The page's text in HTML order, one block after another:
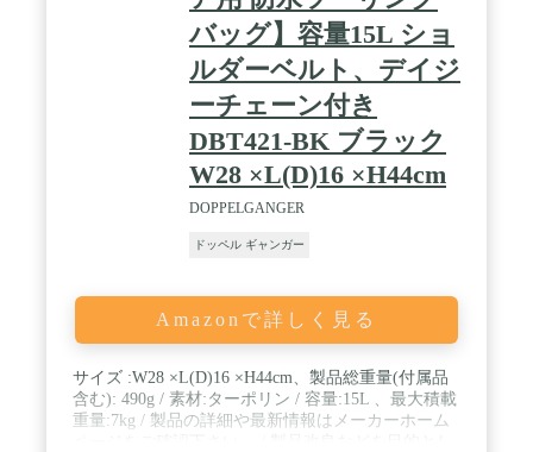
バッグ】容量15L ショ
ルダーベルト、デイジ
ーチェーン付き
DBT421-BK ブラック
W28 ×L(D)16 ×H44cm
DOPPELGANGER
ドッペル ギャンガー
Amazonで詳しく見る
サイズ :W28 ×L(D)16 ×H44cm、製品総重量(付属品
含む): 490g / 素材:ターポリン / 容量:15L 、最大積載
重量:7kg / 製品の詳細や最新情報はメーカーホーム